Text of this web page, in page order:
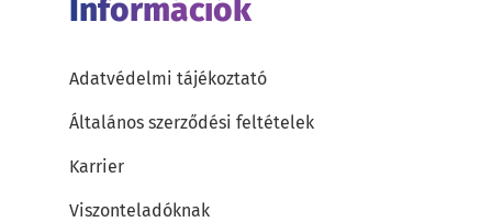
Információk
Adatvédelmi tájékoztató
Általános szerződési feltételek
Karrier
Viszonteladóknak